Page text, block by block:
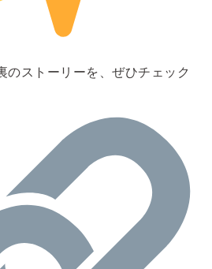
のストーリーを、ぜひチェック